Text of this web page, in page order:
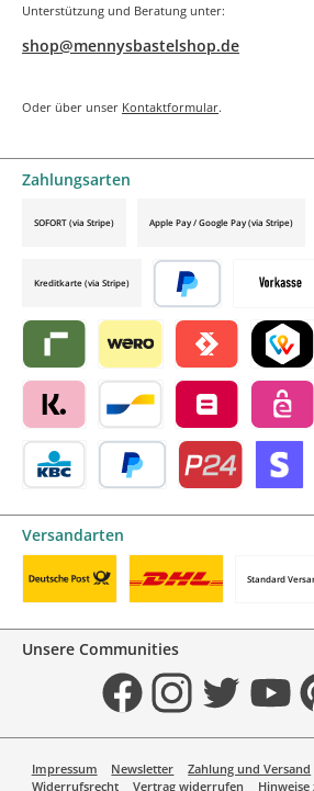
Unterstützung und Beratung unter:
shop@mennysbastelshop.de
Oder über unser Kontaktformular.
Zahlungsarten
Vorkasse
Riverty by mollie
Wero Satispay by mollie
TWINT
Klarna by mollieBancontact by mollie
Belfius by mollie
eps by
SOFORT (via Stripe) Apple Pay / Google Pay (via Stripe)
Kreditkarte (via Stripe)
Später bezahlen
Versandarten
Standard
Unsere Communities
FacebookInstagramTwitter YouTube
Impressum Newsletter Zahlung und Versand
Widerrufsrecht
Vertrag widerrufen